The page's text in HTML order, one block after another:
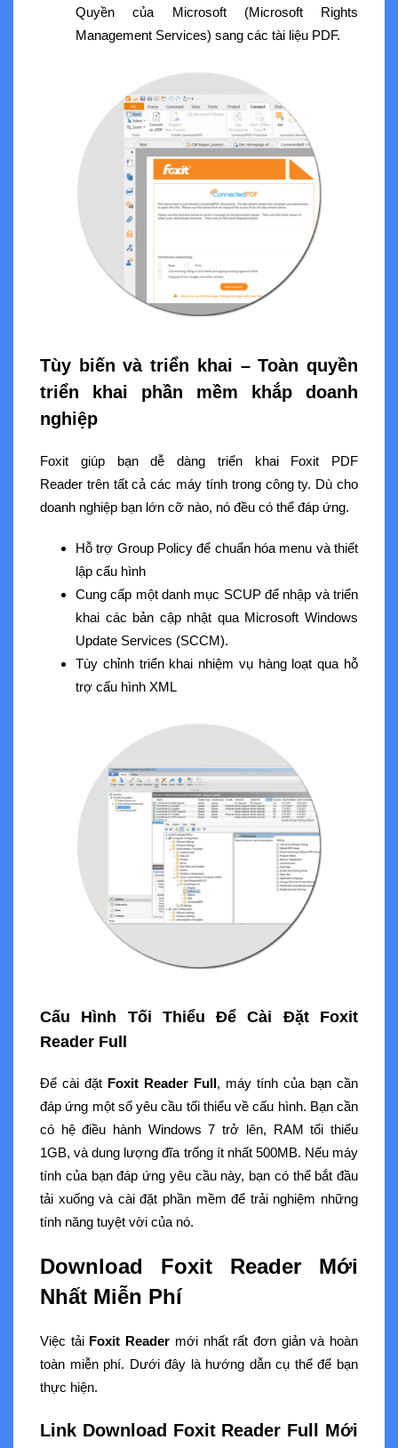
Quyền của Microsoft (Microsoft Rights
Management Services) sang các tài liệu PDF.
Tùy biến và triển khai – Toàn quyền
triển khai phần mềm khắp doanh
nghiệp
Foxit giúp bạn dễ dàng triển khai Foxit PDF
Reader trên tất cả các máy tính trong công ty. Dù cho
doanh nghiệp bạn lớn cỡ nào, nó đều có thể đáp ứng.
Hỗ trợ Group Policy để chuẩn hóa menu và thiết
lập cấu hình
Cung cấp một danh mục SCUP để nhập và triển
khai các bản cập nhật qua Microsoft Windows
Update Services (SCCM).
Tùy chỉnh triển khai nhiệm vụ hàng loạt qua hỗ
trợ cấu hình XML
Cấu Hình Tối Thiểu Để Cài Đặt Foxit
Reader Full
Để cài đặt Foxit Reader Full, máy tính của bạn cần
đáp ứng một số yêu cầu tối thiểu về cấu hình. Bạn cần
có hệ điều hành Windows 7 trở lên, RAM tối thiểu
1GB, và dung lượng đĩa trống ít nhất 500MB. Nếu máy
tính của bạn đáp ứng yêu cầu này, bạn có thể bắt đầu
tải xuống và cài đặt phần mềm để trải nghiệm những
tính năng tuyệt vời của nó.
Download Foxit Reader Mới
Nhất Miễn Phí
Việc tải Foxit Reader mới nhất rất đơn giản và hoàn
toàn miễn phí. Dưới đây là hướng dẫn cụ thể để bạn
thực hiện.
Link Download Foxit Reader Full Mới